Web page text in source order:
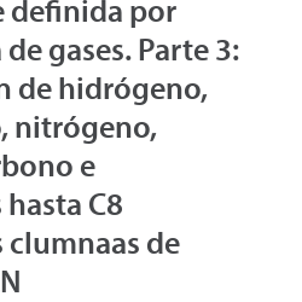
definida por
gases. Parte 3:
de hidrógeno,
nitrógeno,
e
C8
de